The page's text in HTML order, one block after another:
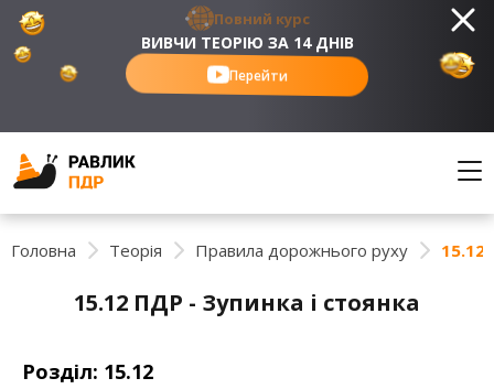
Повний курс
ВИВЧИ ТЕОРІЮ ЗА 14 ДНІВ
Перейти
Головна Теорія Правила дорожнього руху 15.12
15.12 ПДР - Зупинка і стоянка
Розділ: 15.12